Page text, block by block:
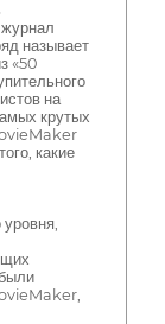
называет
«50
на
крутых
какие